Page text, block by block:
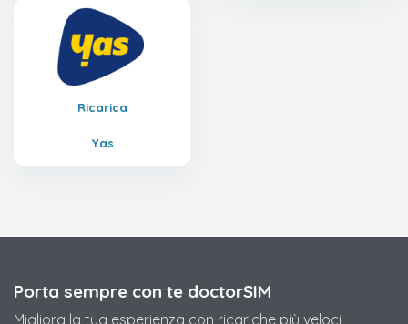
Ricarica
Yas
Porta sempre con te doctorSIM
Migliora la tua esperienza con ricariche più veloci,